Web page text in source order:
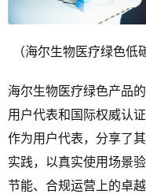
（海尔生物医疗绿色低
海尔生物医疗绿色产品
用户代表和国际权威认
作为用户代表，分享了
实践，以真实使用场景
节能、合规运营上的卓越